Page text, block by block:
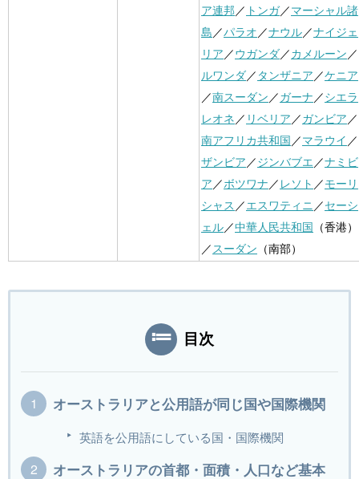
ア連邦／ トンガ／マーシャル諸
島 ／パラオ ／ナウル／ナイジェ
リア ／ウガンダ／カメルーン ／
ルワンダ／ タンザニア ／ケニア
／南スーダン ／ガーナ ／シエラ
レオネ ／ リベリア ／ガンビア ／
南アフリカ共和国 ／マラウイ ／
ザンビア ／ジンバブエ ／ナミビ
ア ／ボツワナ ／ レソト ／モーリ
シャス ／エスワティニ ／セーシ
ェル／中華人民共和国
（香港）
／ スーダン （南部）
目次
オーストラリアと公用語が同じ国や国際機関
英語を公用語にしている国・国際機関
オーストラリアの首都・面積・人口など基本